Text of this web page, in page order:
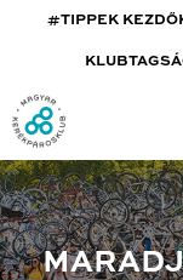
#TIPPEK